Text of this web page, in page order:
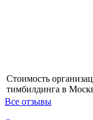
Стоимость
тимбилдинга в
Все отзывы